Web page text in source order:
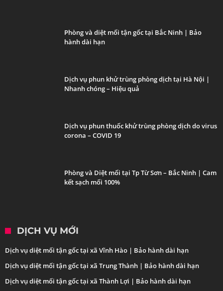
Phòng và diệt mối tận gốc tại Bắc Ninh | Bảo
hành dài hạn
Dịch vụ phun khử trùng phòng dịch tại Hà Nội |
Nhanh chóng – Hiệu quả
Dịch vụ phun thuốc khử trùng phòng dịch do virus
corona – COVID 19
Phòng và Diệt mối tại Tp Từ Sơn – Bắc Ninh | Cam
kết sạch mối 100%
DỊCH VỤ MỚI
Dịch vụ diệt mối tận gốc tại xã Vĩnh Hào | Bảo hành dài hạn
Dịch vụ diệt mối tận gốc tại xã Trung Thành | Bảo hành dài hạn
Dịch vụ diệt mối tận gốc tại xã Thành Lợi | Bảo hành dài hạn